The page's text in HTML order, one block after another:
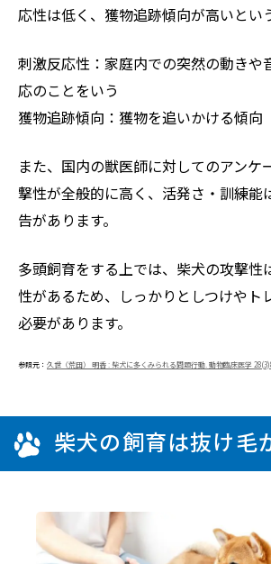
応性は低く、獲物追跡傾向が高いとい
刺激反応性：家庭内での突然の動きや
応のことをいう
獲物追跡傾向：獲物を追いかける傾向
また、国内の獣医師に対してのアンケ
撃性が全般的に高く、活発さ・訓練能
告があります。
多頭飼育をする上では、柴犬の攻撃性
性があるため、しっかりとしつけやト
必要があります。
参照元： 久世（荒田） 明香 : 柴犬に多くみられる問題行動. 動物臨床医学
柴犬の飼育は抜け毛